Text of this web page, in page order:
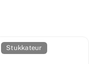
Stukkateur